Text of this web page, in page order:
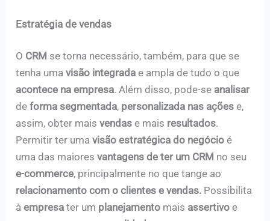
Estratégia de vendas
O CRM se torna necessário, também, para que se
tenha umavisão integrada e ampla de tudo o que
acontece na empresa. Além disso, pode-se analisar
de forma segmentada, personalizada nas ações e,
assim, obter maisvendase mais resultados.
Permitir ter umavisão estratégica do negócio é
uma das maioresvantagens de ter um CRM no seu
e-commerce, principalmente no que tange ao
relacionamento com o clientes e vendas. Possibilita
àempresater um planejamento mais assertivoe